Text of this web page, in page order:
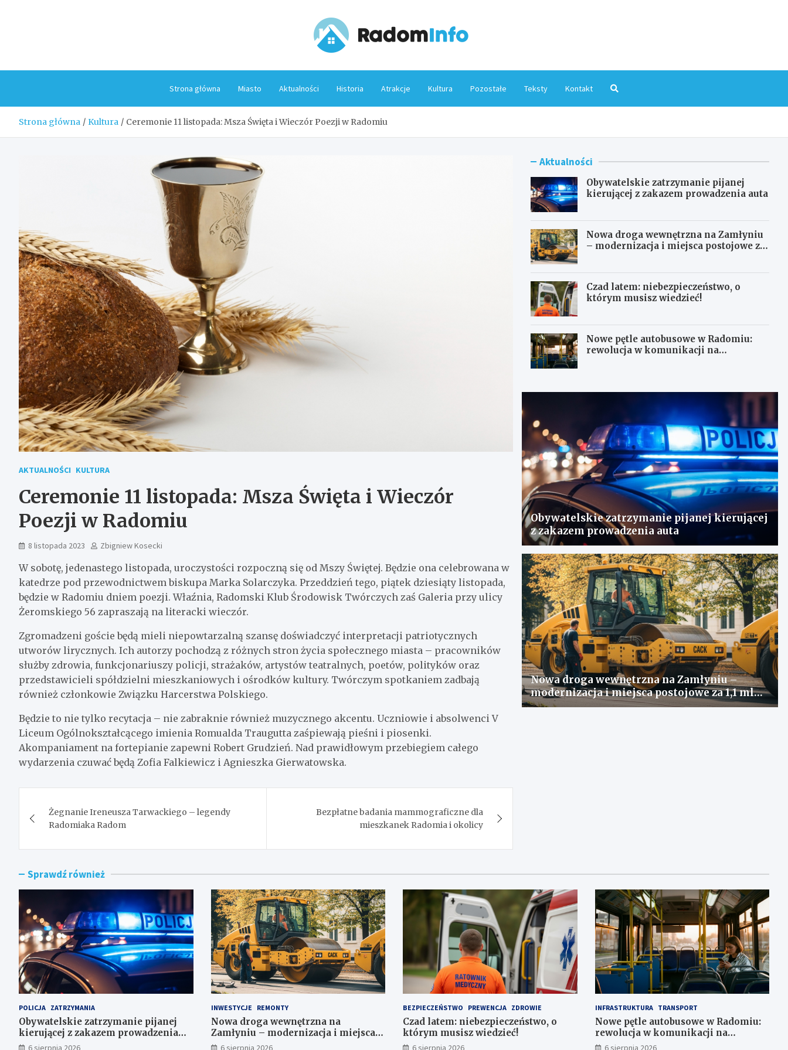
Strona główna Miasto Aktualności Historia Atrakcje Kultura Pozostałe Teksty Kontakt
Strona główna Kultura Ceremonie 11 listopada: Msza Święta i Wieczór Poezji w Radomiu
AKTUALNOŚCI KULTURA
Ceremonie 11 listopada: Msza Święta i Wieczór
Poezji w Radomiu
8 listopada 2023 Zbigniew Kosecki
W sobotę, jedenastego listopada, uroczystości rozpoczną się od Mszy Świętej. Będzie ona celebrowana w
katedrze pod przewodnictwem biskupa Marka Solarczyka. Przeddzień tego, piątek dziesiąty listopada,
będzie w Radomiu dniem poezji. Właźnia, Radomski Klub Środowisk Twórczych zaś Galeria przy ulicy
Żeromskiego 56 zapraszają na literacki wieczór.
Zgromadzeni goście będą mieli niepowtarzalną szansę doświadczyć interpretacji patriotycznych
utworów lirycznych. Ich autorzy pochodzą z różnych stron życia społecznego miasta – pracowników
służby zdrowia, funkcjonariuszy policji, strażaków, artystów teatralnych, poetów, polityków oraz
przedstawicieli spółdzielni mieszkaniowych i ośrodków kultury. Twórczym spotkaniem zadbają
również członkowie Związku Harcerstwa Polskiego.
Będzie to nie tylko recytacja – nie zabraknie również muzycznego akcentu. Uczniowie i absolwenci V
Liceum Ogólnokształcącego imienia Romualda Traugutta zaśpiewają pieśni i piosenki.
Akompaniament na fortepianie zapewni Robert Grudzień. Nad prawidłowym przebiegiem całego
wydarzenia czuwać będą Zofia Falkiewicz i Agnieszka Gierwatowska.
wpisu
Żegnanie Ireneusza Tarwackiego – legendy
Radomiaka Radom
Bezpłatne badania mammograficzne dla
mieszkanek Radomia i okolicy
Aktualności
Obywatelskie zatrzymanie pijanej
kierującej z zakazem prowadzenia auta
Nowa droga wewnętrzna na Zamłyniu
– modernizacja i miejsca postojowe za
Czad latem: niebezpieczeństwo, o
którym musisz wiedzieć!
Nowe pętle autobusowe w Radomiu:
rewolucja w komunikacji na
Obywatelskie zatrzymanie pijanej kierującej
z zakazem prowadzenia auta
Nowa droga wewnętrzna na Zamłyniu –
modernizacja i miejsca postojowe za 1,1 mln
zł
Sprawdź również
POLICJA ZATRZYMANIA
Obywatelskie zatrzymanie pijanej
kierującej z zakazem prowadzenia
auta
INWESTYCJE REMONTY
Nowa droga wewnętrzna na
Zamłyniu – modernizacja i miejsca
postojowe za 1,1 mln zł
BEZPIECZEŃSTWO PREWENCJA ZDROWIE
Czad latem: niebezpieczeństwo, o
którym musisz wiedzieć!
INFRASTRUKTURA TRANSPORT
Nowe pętle autobusowe w Radomiu:
rewolucja w komunikacji na
Wośnikach, Pruszakowie i Zamłyniu